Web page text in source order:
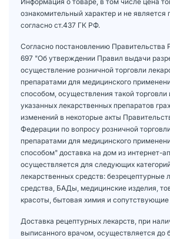
ознакомительный характер и не является
согласно ст.437 ГК РФ.
Согласно постановлению Правительства
697 "Об утверждении Правил выдачи
осуществление розничной торговли
препаратами для медицинского
способом, осуществления такой торговли
указанных лекарственных препаратов
изменений в некоторые акты
Федерации по вопросу розничной
препаратами для медицинского
способом" доставка на дом из интернет-
осуществляется для следующих
лекарственных средств: безрецептурные
средства, БАДы, медицинские изделия,
красоты, бытовая химия и сопутствующие
Доставка рецептурных лекарств, при
выписанного врачом, осуществляется до